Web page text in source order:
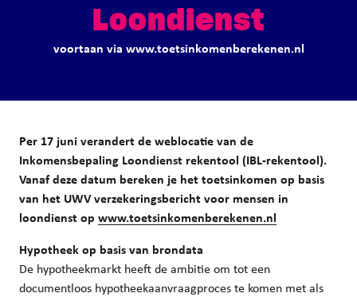
Loondienst
voortaan via www.toetsinkomenberekenen.nl
Per 17 juni verandert de weblocatie van de
Inkomensbepaling Loondienst rekentool (IBL-rekentool).
Vanaf deze datum bereken je het toetsinkomen op basis
van het UWV verzekeringsbericht voor mensen in
loondienst op www.toetsinkomenberekenen.nl
Hypotheek op basis van brondata
De hypotheekmarkt heeft de ambitie om tot een
documentloos hypotheekaanvraagproces te komen met als